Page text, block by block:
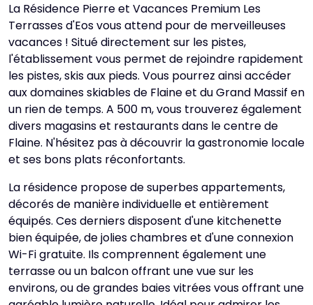
La Résidence Pierre et Vacances Premium Les
Terrasses d'Eos vous attend pour de merveilleuses
vacances ! Situé directement sur les pistes,
l'établissement vous permet de rejoindre rapidement
les pistes, skis aux pieds. Vous pourrez ainsi accéder
aux domaines skiables de Flaine et du Grand Massif en
un rien de temps. A 500 m, vous trouverez également
divers magasins et restaurants dans le centre de
Flaine. N'hésitez pas à découvrir la gastronomie locale
et ses bons plats réconfortants.
La résidence propose de superbes appartements,
décorés de manière individuelle et entièrement
équipés. Ces derniers disposent d'une kitchenette
bien équipée, de jolies chambres et d'une connexion
Wi-Fi gratuite. Ils comprennent également une
terrasse ou un balcon offrant une vue sur les
environs, ou de grandes baies vitrées vous offrant une